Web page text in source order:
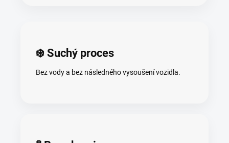
❄️ Suchý proces
Bez vody a bez následného vysoušení vozidla.